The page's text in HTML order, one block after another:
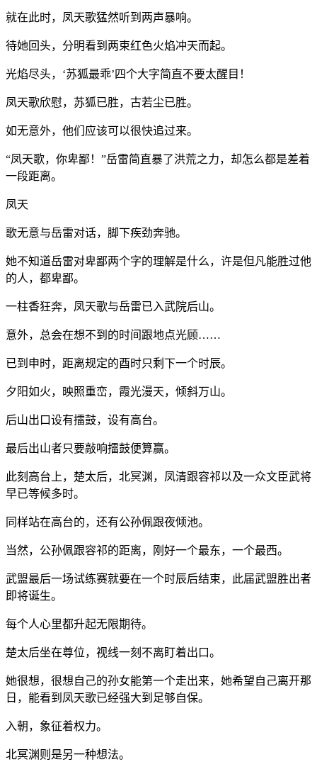
就在此时，凤天歌猛然听到两声暴响。
待她回头，分明看到两束红色火焰冲天而起。
光焰尽头，‘苏狐最乖’四个大字简直不要太醒目！
凤天歌欣慰，苏狐已胜，古若尘已胜。
如无意外，他们应该可以很快追过来。
“凤天歌，你卑鄙！”岳雷简直暴了洪荒之力，却怎么都是差着
一段距离。
凤天
歌无意与岳雷对话，脚下疾劲奔驰。
她不知道岳雷对卑鄙两个字的理解是什么，许是但凡能胜过他
的人，都卑鄙。
一柱香狂奔，凤天歌与岳雷已入武院后山。
意外，总会在想不到的时间跟地点光顾……
已到申时，距离规定的酉时只剩下一个时辰。
夕阳如火，映照重峦，霞光漫天，倾斜万山。
后山出口设有擂鼓，设有高台。
最后出山者只要敲响擂鼓便算赢。
此刻高台上，楚太后，北冥渊，凤清跟容祁以及一众文臣武将
早已等候多时。
同样站在高台的，还有公孙佩跟夜倾池。
当然，公孙佩跟容祁的距离，刚好一个最东，一个最西。
武盟最后一场试练赛就要在一个时辰后结束，此届武盟胜出者
即将诞生。
每个人心里都升起无限期待。
楚太后坐在尊位，视线一刻不离盯着出口。
她很想，很想自己的孙女能第一个走出来，她希望自己离开那
日，能看到凤天歌已经强大到足够自保。
入朝，象征着权力。
北冥渊则是另一种想法。